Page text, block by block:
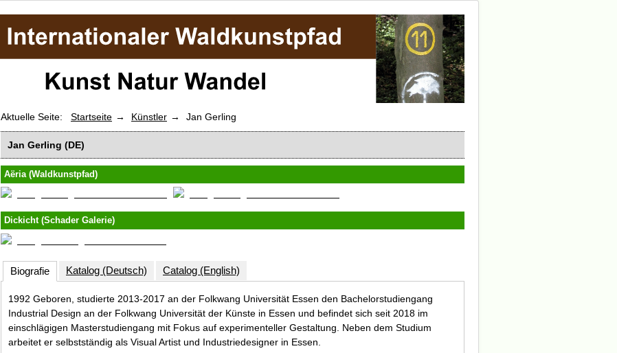
Aktuelle Seite: Startseite Künstler Jan Gerling
Jan Gerling (DE)
Aëria (Waldkunstpfad)
Dickicht(Schader Galerie)
Biografie Katalog (Deutsch) Catalog (English)
1992 Geboren, studierte 2013-2017 an der Folkwang Universität Essen den Bachelorstudiengang
Industrial Design an der Folkwang Universität der Künste in Essen und befindet sich seit 2018 im
einschlägigen Masterstudiengang mit Fokus auf experimenteller Gestaltung. Neben dem Studium
arbeitet er selbstständig als Visual Artist und Industriedesigner in Essen.